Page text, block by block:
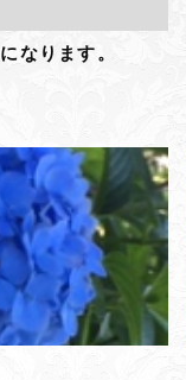
なります。